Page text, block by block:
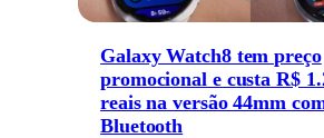
Galaxy Watch8 tem preço
promocional e custa R$
reais na versão 44mm
Bluetooth